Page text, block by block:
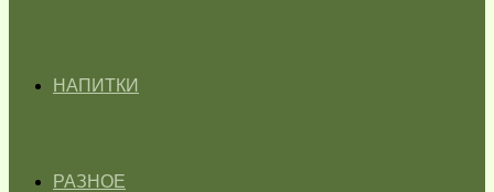
НАПИТКИ
РАЗНОЕ